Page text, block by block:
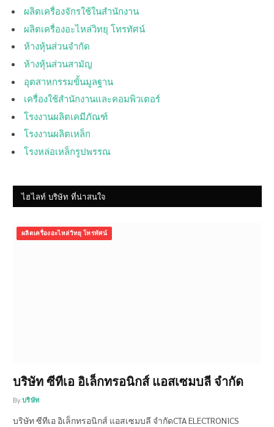
ผลิตเครื่องจักรใช้ในสำนักงาน
ผลิตเครื่องอะไหล่วิทยุ โทรทัศน์
ห้างหุ้นส่วนจำกัด
ห้างหุ้นส่วนสามัญ
อุตสาหกรรมขั้นมูลฐาน
เครื่องใช้สำนักงานและคอมพิวเตอร์
โรงงานผลิตเคมีภัณฑ์
โรงงานผลิตเหล็ก
โรงหล่อเหล็กรูปพรรณ
ไฮไลท์ บริษัท ที่น่าสนใจ
ผลิตเครื่องอะไหล่วิทยุ โทรทัศน์
บริษัท ซีทีเอ อิเล็กทรอนิกส์ แอสเซมบลี จำกัด
By บริษัท
บริษัท ซีทีเอ อิเล็กทรอนิกส์ แอสเซมบลี จำกัดCTA ELECTRONICS